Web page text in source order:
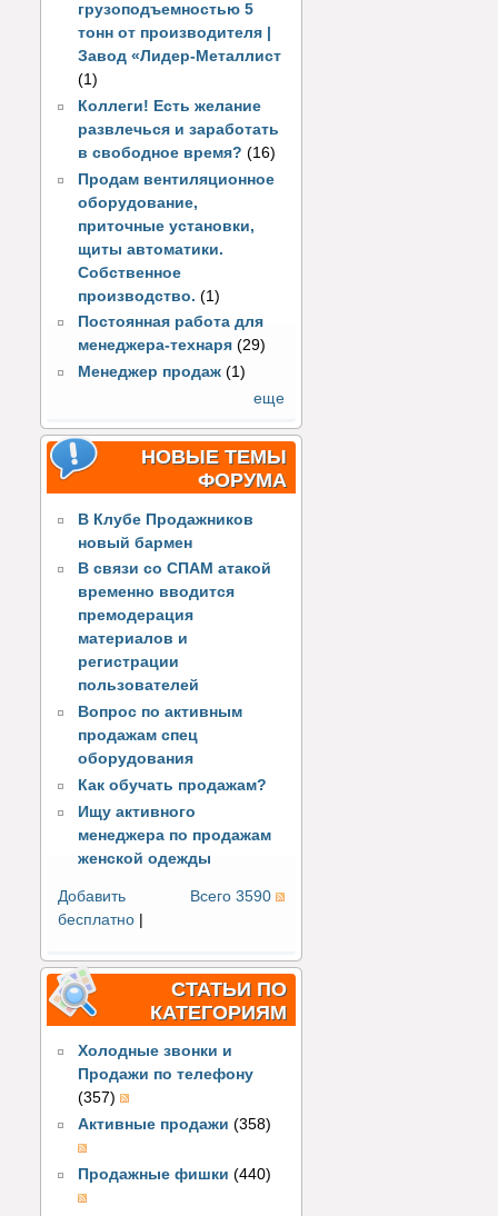
грузоподъемностью 5
тонн от производителя |
Завод «Лидер-Металлист
(1)
Коллеги! Есть желание
развлечься и заработать
в свободное время? (16)
Продам вентиляционное
оборудование,
приточные установки,
щиты автоматики.
Собственное
производство. (1)
Постоянная работа для
менеджера-технаря (29)
Менеджер продаж (1)
еще
НОВЫЕ ТЕМЫ
ФОРУМА
В Клубе Продажников
новый бармен
В связи со СПАМ атакой
временно вводится
премодерация
материалов и
регистрации
пользователей
Вопрос по активным
продажам спец
оборудования
Как обучать продажам?
Ищу активного
менеджера по продажам
женской одежды
Всего 3590
Добавить
бесплатно |
СТАТЬИ ПО
КАТЕГОРИЯМ
Холодные звонки и
Продажи по телефону
(357)
Активные продажи (358)
Продажные фишки (440)